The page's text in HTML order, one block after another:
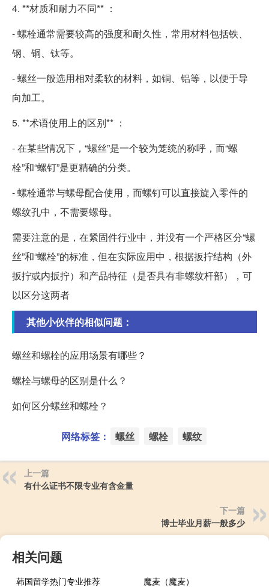
4. **材质和耐力不同** ：
- 螺栓通常需要较高的强度和耐久性，常用材料包括铁、
钢、铜、钛等。
- 螺丝一般选用相对柔软的材料，如铜、铝等，以便于导
向加工。
5. **术语使用上的区别** ：
- 在某些情况下，“螺丝”是一个较为笼统的称呼，而“螺
栓”和“螺钉”是更精确的分类。
- 螺栓通常与螺母配合使用，而螺钉可以直接旋入零件的
螺纹孔中，不需要螺母。
需要注意的是，在紧固件行业中，并没有一个严格区分“螺
丝”和“螺栓”的标准，但在实际应用中，根据扳拧结构（外
扳拧或内扳拧）和产品特征（是否具有非螺纹杆部），可
以区分这两者
其他小伙伴的相似问题：
螺丝和螺栓的应用场景有哪些？
螺栓与螺母的区别是什么？
如何区分螺丝和螺栓？
网络标签： 螺丝 螺栓 螺纹
上一篇
有什么证书不限专业有含金量
下一篇
博士毕业月薪一般多少
相关问题
韩国留学热门专业推荐 魔麦（魔麦）